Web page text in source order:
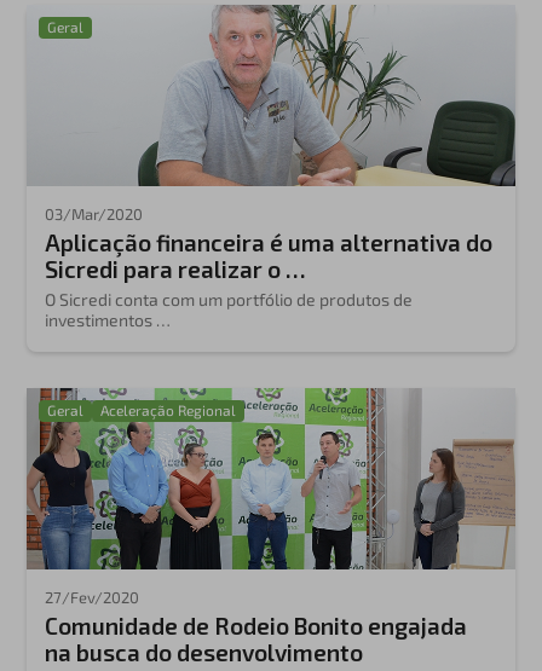
Geral
03/Mar/2020
Aplicação financeira é uma alternativa do
Sicredi para realizar o …
O Sicredi conta com um portfólio de produtos de
investimentos …
Geral Aceleração Regional
27/Fev/2020
Comunidade de Rodeio Bonito engajada
na busca do desenvolvimento